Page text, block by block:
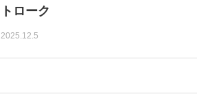
トローク
2025.12.5